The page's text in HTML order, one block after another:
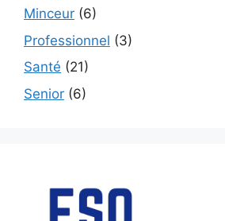
Minceur (6)
Professionnel (3)
Santé (21)
Senior (6)